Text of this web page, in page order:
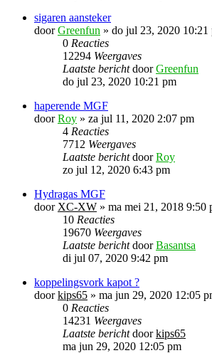
sigaren aansteker
doorGreenfun » do jul 23, 2020 10:21
0 Reacties
12294 Weergaves
Laatste berichtdoorGreenfun
do jul 23, 2020 10:21 pm
haperende MGF
doorRoy » za jul 11, 2020 2:07 pm
4 Reacties
7712 Weergaves
Laatste berichtdoorRoy
zo jul 12, 2020 6:43 pm
Hydragas MGF
door XC-XW » ma mei 21, 2018 9:50
10 Reacties
19670 Weergaves
Laatste berichtdoorBasantsa
di jul 07, 2020 9:42 pm
koppelingsvork kapot ?
doorkips65 » ma jun 29, 2020 12:05
0 Reacties
14231 Weergaves
Laatste berichtdoorkips65
ma jun 29, 2020 12:05 pm